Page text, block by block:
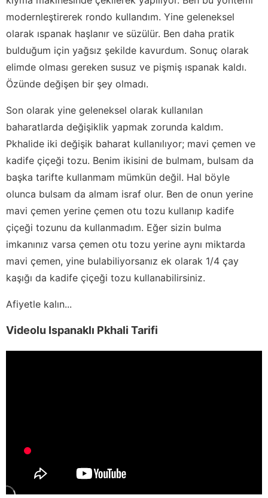
modernleştirerek rondo kullandım. Yine geleneksel
olarak ıspanak haşlanır ve süzülür. Ben daha pratik
bulduğum için yağsız şekilde kavurdum. Sonuç olarak
elimde olması gereken susuz ve pişmiş ıspanak kaldı.
Özünde değişen bir şey olmadı.
Son olarak yine geleneksel olarak kullanılan
baharatlarda değişiklik yapmak zorunda kaldım.
Pkhalide iki değişik baharat kullanılıyor; mavi çemen ve
kadife çiçeği tozu. Benim ikisini de bulmam, bulsam da
başka tarifte kullanmam mümkün değil. Hal böyle
olunca bulsam da almam israf olur. Ben de onun yerine
mavi çemen yerine çemen otu tozu kullanıp kadife
çiçeği tozunu da kullanmadım. Eğer sizin bulma
imkanınız varsa çemen otu tozu yerine aynı miktarda
mavi çemen, yine bulabiliyorsanız ek olarak 1/4 çay
kaşığı da kadife çiçeği tozu kullanabilirsiniz.
Afiyetle kalın...
Videolu Ispanaklı Pkhali Tarifi